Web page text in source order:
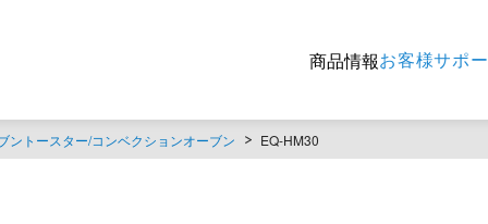
商品情報お客様サポ
ントースター/コンベクションオーブン EQ-HM30